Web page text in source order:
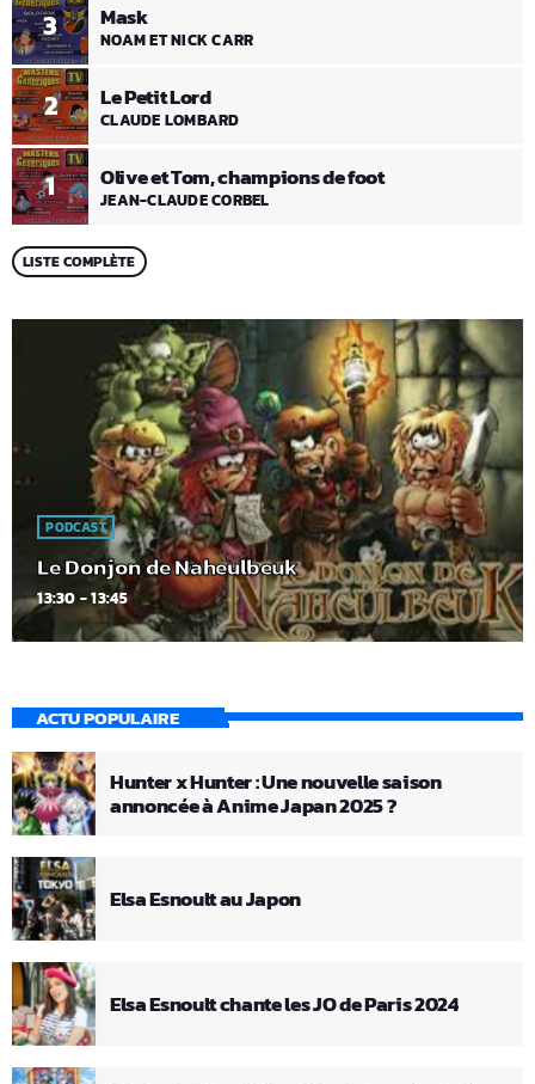
1 Olive et Tom, champions de foot
JEAN-CLAUDE CORBEL
2 Le Petit Lord
CLAUDE LOMBARD
3 Mask
NOAM ET NICK CARR
LISTE COMPLÈTE
PODCAST
Le Donjon de Naheulbeuk
13:30 - 13:45
ACTU POPULAIRE
Hunter x Hunter : Une nouvelle saison
annoncée à Anime Japan 2025 ?
Elsa Esnoult au Japon
Elsa Esnoult chante les JO de Paris 2024